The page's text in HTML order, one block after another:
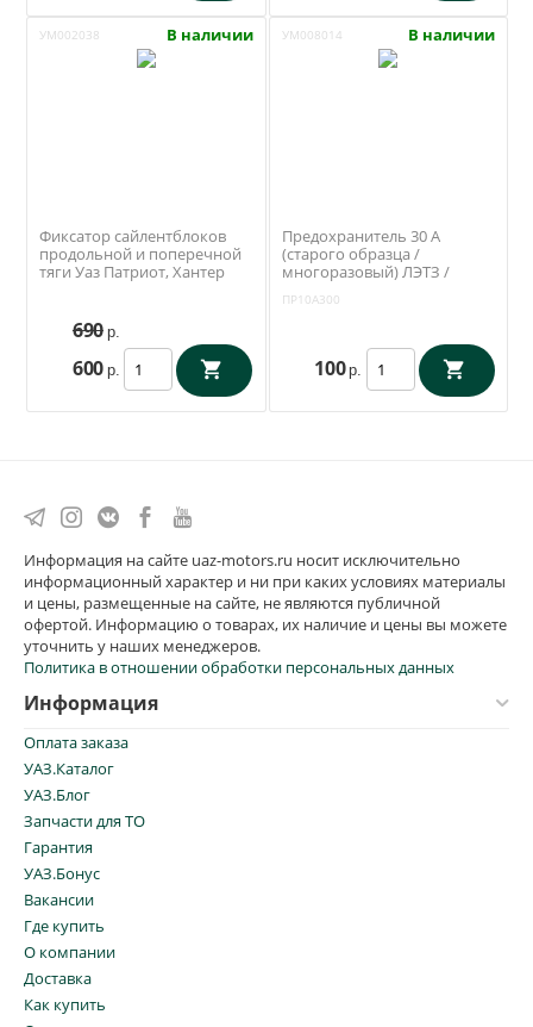
УМ002038 В наличии
Фиксатор сайлентблоков
продольной и поперечной
тяги Уаз Патриот, Хантер
690 р.
600 р.
УМ008014 В наличии
Предохранитель 30 А
(старого образца /
многоразовый) ЛЭТЗ /
ПР10А300
100 р.
Информация на сайте uaz-motors.ru носит исключительно
информационный характер и ни при каких условиях материалы
и цены, размещенные на сайте, не являются публичной
офертой. Информацию о товарах, их наличие и цены вы можете
уточнить у наших менеджеров.
Политика в отношении обработки персональных данных
Информация
Оплата заказа
УАЗ.Каталог
УАЗ.Блог
Запчасти для ТО
Гарантия
УАЗ.Бонус
Вакансии
Где купить
О компании
Доставка
Как купить